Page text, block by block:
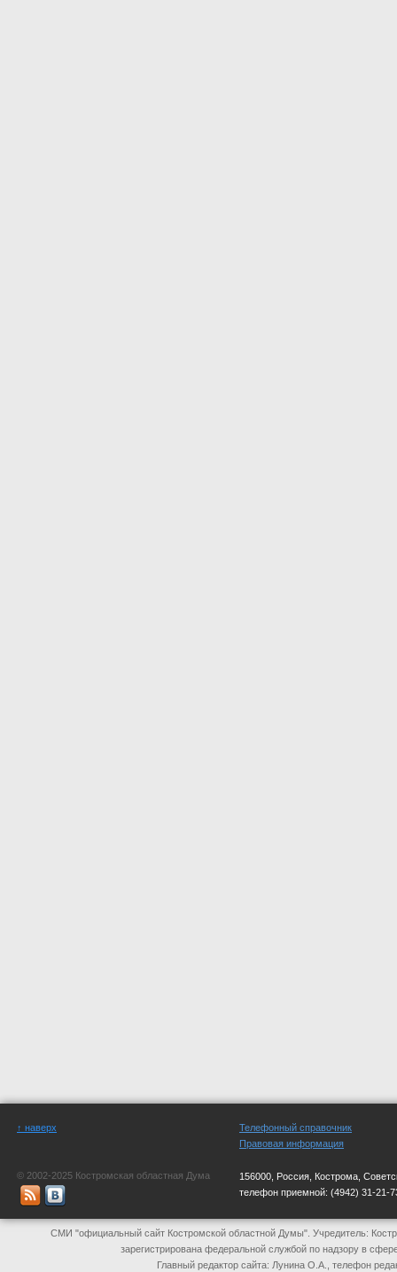
↑ наверх
© 2002-2025 Костромская областная Дума
Телефонный справочник
Правовая информация
156000, Россия, Кострома,
телефон приемной: (4942) 31-21-
СМИ "официальный сайт Костромской областной Думы". Учредитель:
зарегистрирована федеральной службой по надзору в
Главный редактор сайта: Лунина О.А., телефон